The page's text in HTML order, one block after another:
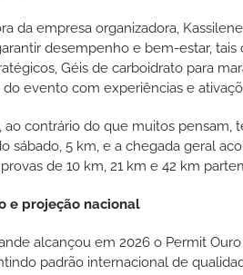
da empresa organizadora,
desempenho e bem-estar, tais
Géis de carboidrato para
evento com experiências e
ao contrário do que muitos pensam,
sábado, 5 km, e a chegada geral
de 10 km, 21 km e 42 km
e projeção nacional
alcançou em 2026 o Permit
padrão internacional de